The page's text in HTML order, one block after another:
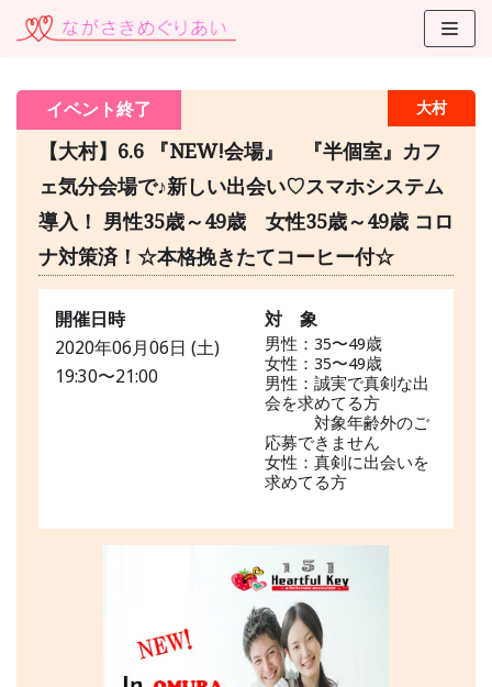
コ
キ
ッ
プ
大村
イベント終了
【大村】6.6 『NEW!会場』 『半個室』カフ
ェ気分会場で♪新しい出会い♡スマホシステム
導入！ 男性35歳～49歳 女性35歳～49歳 コロ
ナ対策済！☆本格挽きたてコーヒー付☆
開催日時
2020年06月06日 (土)
19:30〜21:00
対 象
男性：35〜49歳
女性：35〜49歳
男性：誠実で真剣な出
会を求めてる方
対象年齢外のご
応募できません
女性：真剣に出会いを
求めてる方